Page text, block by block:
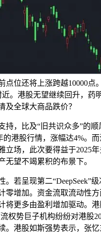
点位还将上涨跨越10000
。港股无望继续回升，
及全球大商品跌价？
比及“旧共识众多”的顺
的港股行情，涨幅达4%。
立场，此次要得益于2025
无望不竭累积的布景下。
呈现第二“DeepSeek”级
零增加。资金流取流动性
将更多由盈利增加驱动。
权势巨子机构纷纷对港股
。港股如斯强势表示，张忆